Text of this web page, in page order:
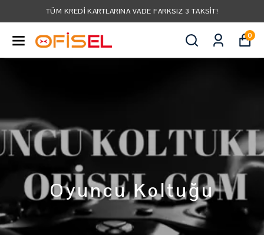
TÜM KREDI KARTLARINA VADE FARKSIZ 3 TAKSIT!
0
Oyuncu Koltuğu